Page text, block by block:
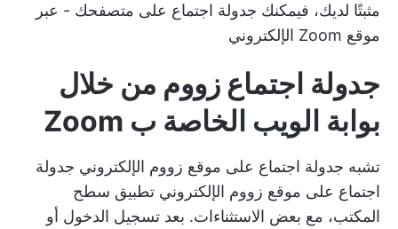
مثبتًا لديك، فيمكنك جدولة اجتماع على متصفحك - عبر
موقع Zoom الإلكتروني
جدولة اجتماع زووم من خلال
بوابة الويب الخاصة ب Zoom
تشبه جدولة اجتماع على موقع زووم الإلكتروني جدولة
اجتماع على موقع زووم الإلكتروني تطبيق سطح
المكتب، مع بعض الاستثناءات. بعد تسجيل الدخول أو